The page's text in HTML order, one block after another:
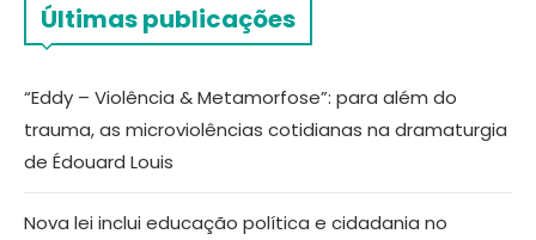
Últimas publicações
“Eddy – Violência & Metamorfose”: para além do
trauma, as microviolências cotidianas na dramaturgia
de Édouard Louis
Nova lei inclui educação política e cidadania no